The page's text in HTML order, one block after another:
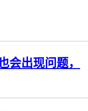
会出现问题，